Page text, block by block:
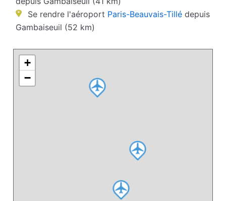
Se rendre l'aéroport Paris-Beauvais-Tillé depuis
Gambaiseuil (52 km)
+
−